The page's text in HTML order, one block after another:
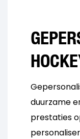
duurzame
prestaties